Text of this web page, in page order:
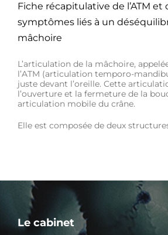
Fiche récapitulative de l’ATM et
symptômes liés à un
mâchoire
L’articulation de la mâchoire,
l’ATM (articulation temporo-
juste devant l’oreille. Cette
l’ouverture et la fermeture de la
articulation mobile du crâne.
Elle est composée de deux
Le cabinet